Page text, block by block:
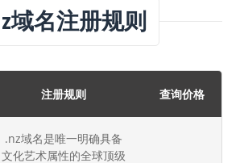
域名注册规则
注册规则 查询价格
.nz域名是唯一明确具备
文化艺术属性的全球顶级